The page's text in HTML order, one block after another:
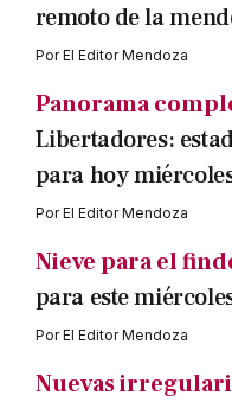
remoto de la
PorEl Editor Mendoza
Panorama
Libertadores:
para hoy
PorEl Editor Mendoza
Nieve para el
para este
PorEl Editor Mendoza
Nuevas